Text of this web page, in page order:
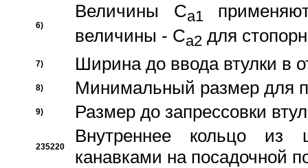
6)
Величины Ca1
величины - Ca2 для
7) Ширина до ввода втулки в
8) Минимальный размер для
9) Размер до запрессовки
235220
Внутреннее кольцо из
канавками на посадочной